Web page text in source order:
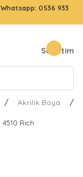
Whatsapp: 0536 933
Sepetim
Akrilik Boya